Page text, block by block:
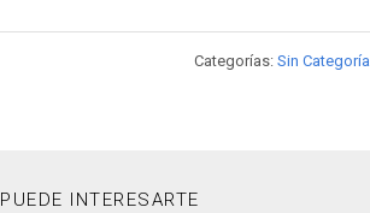
Categorías: Sin Categoría
PUEDE INTERESARTE